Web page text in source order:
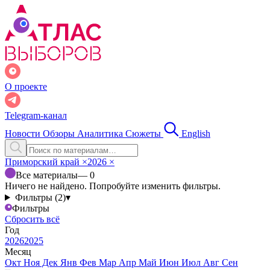
О проекте
Telegram-канал
Новости Обзоры Аналитика Сюжеты English
Приморский край ×2026 ×
Все материалы— 0
Ничего не найдено. Попробуйте изменить фильтры.
Фильтры (2)▾
Фильтры
Сбросить всё
Год
20262025
Месяц
Окт Ноя Дек Янв Фев Мар Апр Май Июн Июл Авг Сен